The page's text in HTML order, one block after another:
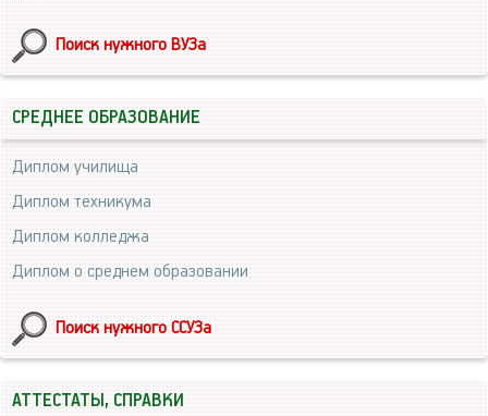
Поиск нужного ВУЗа
СРЕДНЕЕ ОБРАЗОВАНИЕ
Диплом училища
Диплом техникума
Диплом колледжа
Диплом о среднем образовании
Поиск нужного ССУЗа
АТТЕСТАТЫ, СПРАВКИ